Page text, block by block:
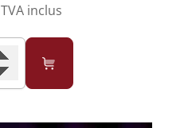
TVA inclus